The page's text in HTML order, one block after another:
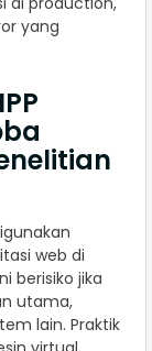
yang
web di
berisiko jika
utama,
lain. Praktik